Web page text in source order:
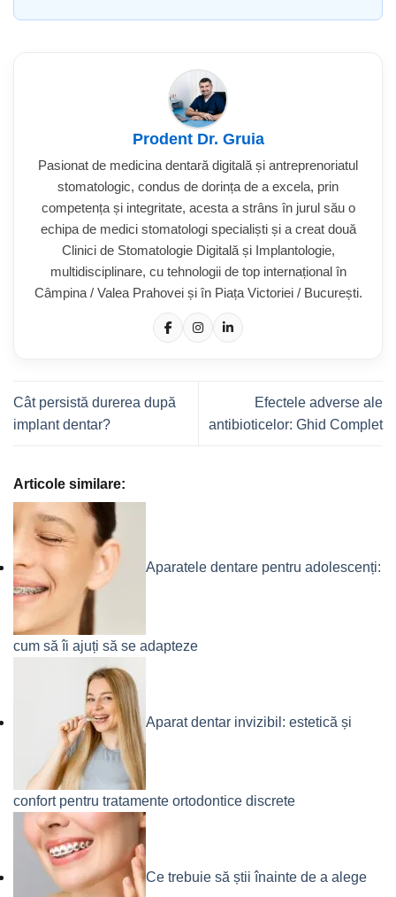
Prodent Dr. Gruia
Pasionat de medicina dentară digitală și antreprenoriatul
stomatologic, condus de dorința de a excela, prin
competența și integritate, acesta a strâns în jurul său o
echipa de medici stomatologi specialiști și a creat două
Clinici de Stomatologie Digitală și Implantologie,
multidisciplinare, cu tehnologii de top internațional în
Câmpina / Valea Prahovei și în Piața Victoriei / București.
Cât persistă durerea după
implant dentar?
Efectele adverse ale
antibioticelor: Ghid Complet
Articole similare:
Aparatele dentare pentru adolescenți:
cum să îi ajuți să se adapteze
Aparat dentar invizibil: estetică și
confort pentru tratamente ortodontice discrete
Ce trebuie să știi înainte de a alege